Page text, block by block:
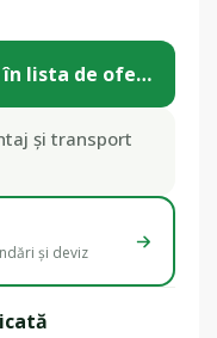
lista de ofertă
și transport
și deviz